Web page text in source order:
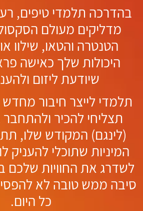
בהדרכה תלמדי טיפים,
מדליקים מעולם
הטנטרה והטאו, שילוו
היכולות שלך כאישה
שיודעת ליזום
תלמדי לייצר חיבור
תצליחי להכיר
(לינגם) המקודש שלו,
המיניות שתוכלי להעניק
לשדרג את החוויות שלכם
סיבה ממש טובה לא
כל היום.